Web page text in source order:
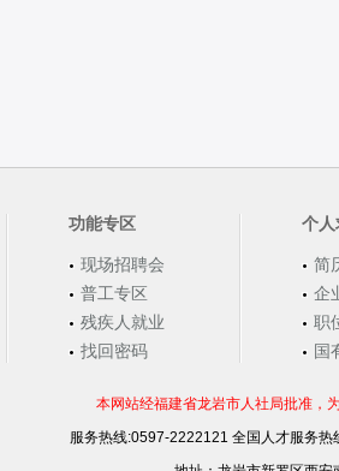
功能专区
现场招聘会
普工专区
残疾人就业
找回密码
个人
简
企
职
国
本网站经福建省龙岩市人社局批准，
服务热线:0597-2222121 全国人才服务